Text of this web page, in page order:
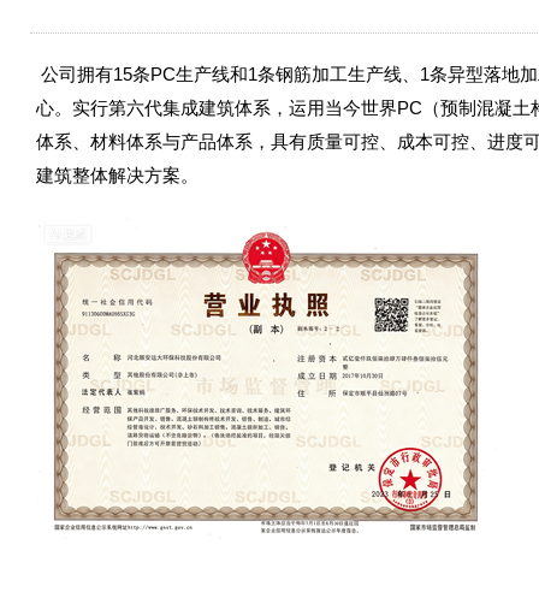
公司拥有15条PC生产线和1条钢筋加工生产线、1条异型落地
心。实行第六代集成建筑体系，运用当今世界PC（预制混凝
体系、材料体系与产品体系，具有质量可控、成本可控、进度
建筑整体解决方案。